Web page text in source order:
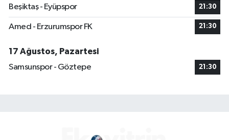
Beşiktaş - Eyüpspor 21:30
Amed - Erzurumspor FK 21:30
17 Ağustos, Pazartesi
Samsunspor - Göztepe
21:30